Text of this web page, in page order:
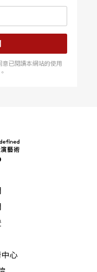
半小時，讓觀眾沉
演出完畢，全場爆
德鋼琴家
個天才！」而陳曉
次合作，她也見識
礽指出，很多藝術
，但陳必先卻是一
地噓寒問暖，注意
過的演奏家總是練
希望在演出前反覆
已閱讀本網站的使用
心